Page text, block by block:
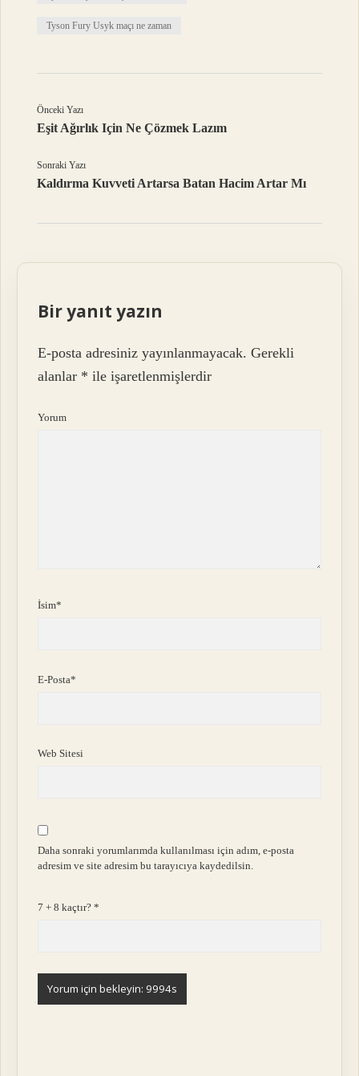
Tyson Fury Usyk maçı ne zaman
Önceki Yazı
Eşit Ağırlık Için Ne Çözmek Lazım
Sonraki Yazı
Kaldırma Kuvveti Artarsa Batan Hacim Artar Mı
Bir yanıt yazın
E-posta adresiniz yayınlanmayacak. Gerekli
alanlar * ile işaretlenmişlerdir
Yorum
İsim*
E-Posta*
Web Sitesi
Daha sonraki yorumlarımda kullanılması için adım, e-posta
adresim ve site adresim bu tarayıcıya kaydedilsin.
7 + 8 kaçtır?*